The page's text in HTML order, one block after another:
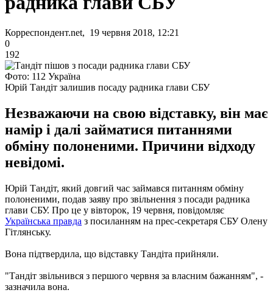
Корреспондент.net, 19 червня 2018, 12:21
0
192
Фото: 112 Україна
Юрій Тандіт залишив посаду радника глави СБУ
Незважаючи на свою відставку, він має
намір і далі займатися питаннями
обміну полоненими. Причини відходу
невідомі.
Юрій Тандіт, який довгий час займався питанням обміну
полоненими, подав заяву про звільнення з посади радника
глави СБУ. Про це у вівторок, 19 червня, повідомляє
Українська правда з посиланням на прес-секретаря СБУ Олену
Гітлянську.
Вона підтвердила, що відставку Тандіта прийняли.
"Тандіт звільнився з першого червня за власним бажанням", -
зазначила вона.